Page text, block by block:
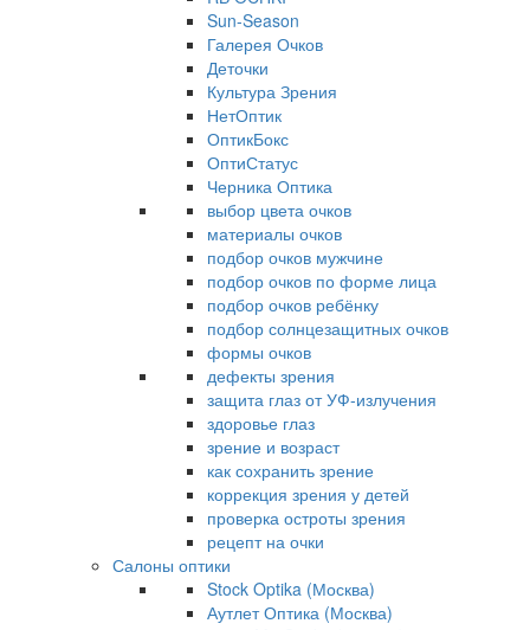
Sun-Season
Галерея Очков
Деточки
Культура Зрения
НетОптик
ОптикБокс
ОптиСтатус
Черника Оптика
выбор цвета очков
материалы очков
подбор очков мужчине
подбор очков по форме лица
подбор очков ребёнку
подбор солнцезащитных очков
формы очков
дефекты зрения
защита глаз от УФ-излучения
здоровье глаз
зрение и возраст
как сохранить зрение
коррекция зрения у детей
проверка остроты зрения
рецепт на очки
Салоны оптики
Stock Optika (Москва)
Аутлет Оптика (Москва)